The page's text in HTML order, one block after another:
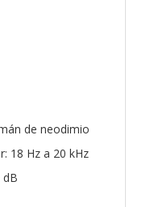
de neodimio
18 Hz a 20 kHz
dB